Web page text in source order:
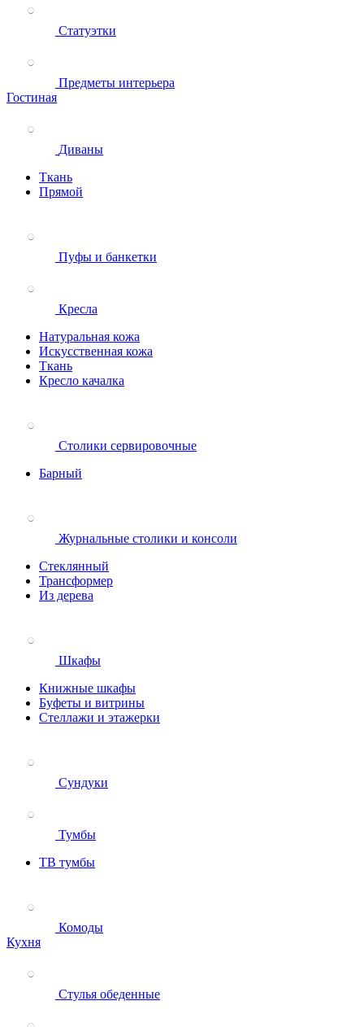
Статуэтки
Предметы интерьера
Гостиная
Диваны
Ткань
Прямой
Пуфы и банкетки
Кресла
Натуральная кожа
Искусственная кожа
Ткань
Кресло качалка
Столики сервировочные
Барный
Журнальные столики и консоли
Стеклянный
Трансформер
Из дерева
Шкафы
Книжные шкафы
Буфеты и витрины
Стеллажи и этажерки
Сундуки
Тумбы
ТВ тумбы
Комоды
Кухня
Стулья обеденные